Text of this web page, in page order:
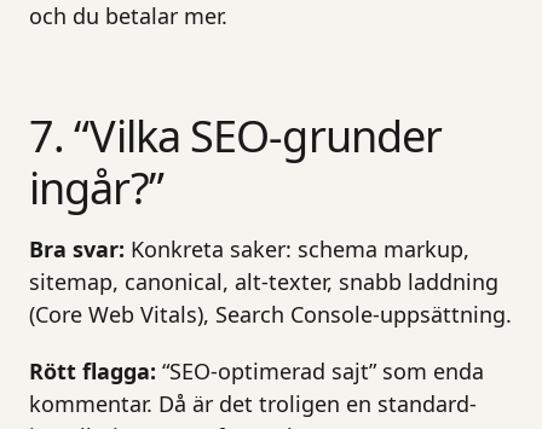
och du betalar mer.
7. “Vilka SEO-grunder
ingår?”
Bra svar: Konkreta saker: schema markup,
sitemap, canonical, alt-texter, snabb laddning
(Core Web Vitals), Search Console-uppsättning.
Rött flagga: “SEO-optimerad sajt” som enda
kommentar. Då är det troligen en standard-